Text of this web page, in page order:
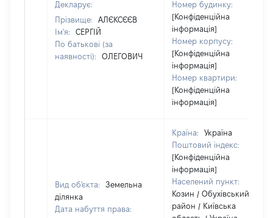
Декларує:
Прізвище:
АЛЄКСЄЄВ
Ім'я:
СЕРГІЙ
По батькові (за
наявності):
ОЛЕГОВИЧ
Номер будинку:
[Конфіденційна
інформація]
Номер корпусу:
[Конфіденційна
інформація]
Номер квартири:
[Конфіденційна
інформація]
Вид об'єкта:
Земельна
ділянка
Дата набуття права:
Країна:
Україна
Поштовий індекс:
[Конфіденційна
інформація]
Населений пункт:
Козин / Обухівський
район / Київська